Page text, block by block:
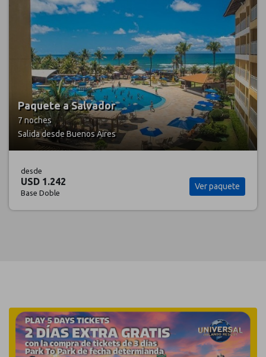
Paquete a Porto Seguro
7 noches
Salida desde Buenos Aires
desde
USD 1.822
Base Doble
Ver paquete